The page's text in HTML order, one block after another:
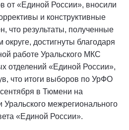
от «Единой России», вносили
и конструктивные
что результаты, полученные
достигнуты благодаря
работе Уральского МКС
отделений «Единой России»,
что итоги выборов по УрФО
в Тюмени на
межрегионального
«Единой России».